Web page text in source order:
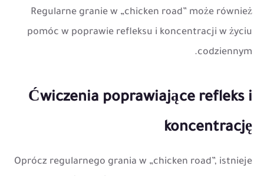
Regularne granie w „chicken road” może również
pomóc w poprawie refleksu i koncentracji w życiu
codziennym.
Ćwiczenia poprawiające refleks i
koncentrację
Oprócz regularnego grania w „chicken road”, istnieje